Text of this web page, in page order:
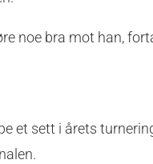
noe bra mot han,
et sett i årets